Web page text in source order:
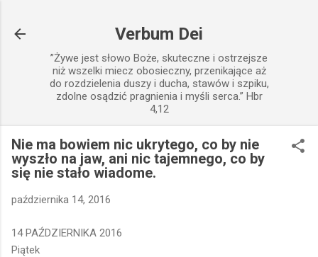
Verbum Dei
”Żywe jest słowo Boże, skuteczne i ostrzejsze
niż wszelki miecz obosieczny, przenikające aż
do rozdzielenia duszy i ducha, stawów i szpiku,
zdolne osądzić pragnienia i myśli serca.” Hbr
4,12
Nie ma bowiem nic ukrytego, co by nie
wyszło na jaw, ani nic tajemnego, co by
się nie stało wiadome.
października 14, 2016
14 PAŹDZIERNIKA 2016
Piątek